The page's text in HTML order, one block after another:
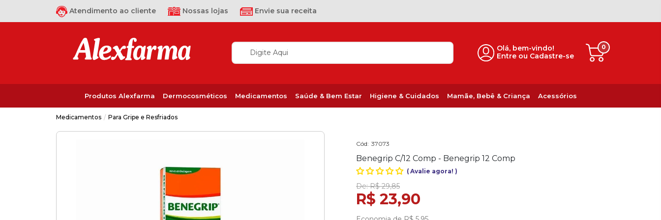
Atendimento ao cliente Nossas lojas Envie sua receita
Olá, bem-vindo!
Entre ou Cadastre-se
0
Produtos Alexfarma Dermocosméticos Medicamentos Saúde & Bem Estar Higiene & Cuidados Mamãe, Bebê & Criança Acessórios
Medicamentos Para Gripe e Resfriados
Cód: 37073
Benegrip C/12 Comp - Benegrip 12 Comp
(Avalie agora! )
De:R$ 29,85
R$ 23,90